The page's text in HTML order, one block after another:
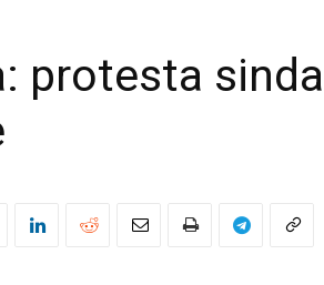
protesta